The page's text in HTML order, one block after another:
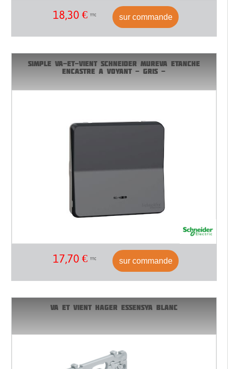
18,30 € TTC sur commande
SIMPLE VA-ET-VIENT SCHNEIDER MUREVA ETANCHE
ENCASTRE A VOYANT - GRIS -
17,70 € TTC sur commande
VA ET VIENT HAGER ESSENSYA BLANC